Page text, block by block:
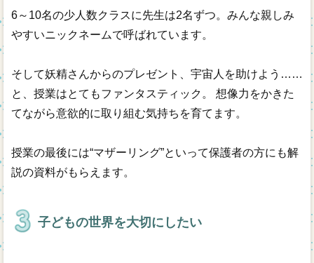
6～10名の少人数クラスに先生は2名ずつ。みんな親しみ
やすいニックネームで呼ばれています。
そして妖精さんからのプレゼント、宇宙人を助けよう……
と、授業はとてもファンタスティック。 想像力をかきた
てながら意欲的に取り組む気持ちを育てます。
授業の最後には“マザーリング”といって保護者の方にも解
説の資料がもらえます。
子どもの世界を大切にしたい